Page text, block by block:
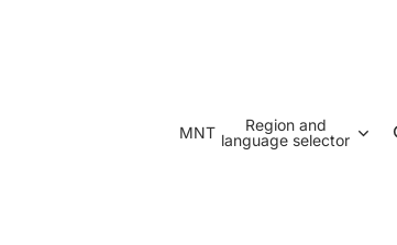
MNT
Region and
language selector